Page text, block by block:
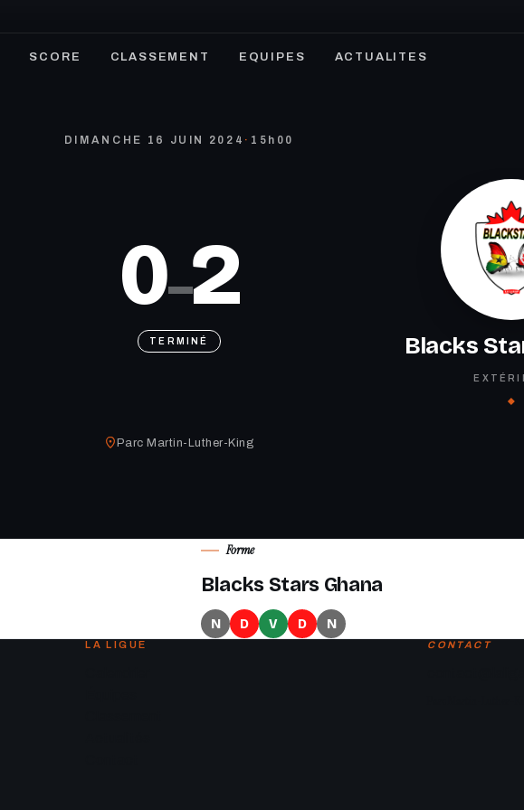
SCORE CLASSEMENT EQUIPES ACTUALITES
DIMANCHE 16 JUIN 2024 · 15h00
0–2
TERMINÉ Blacks
Parc Martin-Luther-King
Forme
Blacks Stars Ghana
N D V D N
LA LIGUE CONTACT